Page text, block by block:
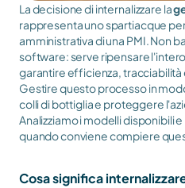
La decisione di internalizzare la
rappresenta uno spartiacque
amministrativa di una PMI. Non
software: serve ripensare
garantire efficienza,
Gestire questo processo in
colli di bottiglia e proteggere
Analizziamo i modelli disponibili
quando conviene compiere
Cosa significa